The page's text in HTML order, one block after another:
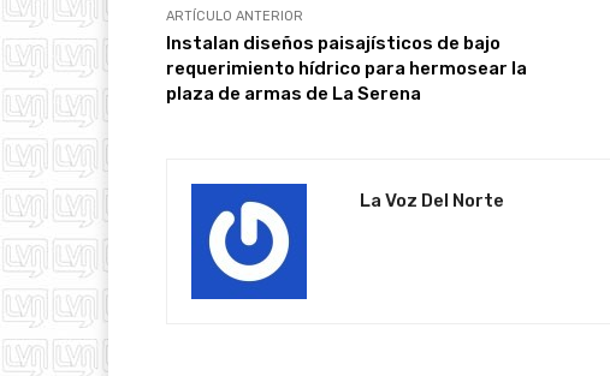
ARTÍCULO ANTERIOR
Instalan diseños paisajísticos de bajo
requerimiento hídrico para hermosear la
plaza de armas de La Serena
La Voz Del Norte